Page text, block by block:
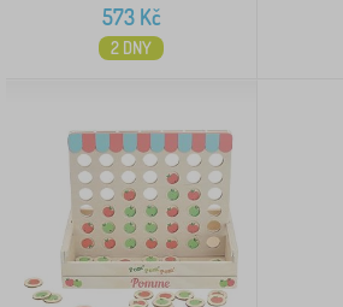
573Kč
2 DNY